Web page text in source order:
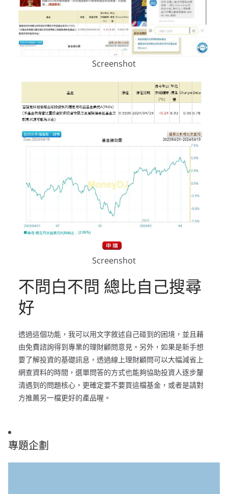
Screenshot
Screenshot
不問白不問 總比自己搜尋
好
透過這個功能，我可以用文字敘述自己碰到的困境，並且藉
由免費諮詢得到專業的理財顧問意見。另外，如果是新手想
要了解投資的基礎訊息，透過線上理財顧問可以大幅減省上
網查資料的時間，選單問答的方式也能夠協助投資人逐步釐
清遇到的問題核心，更確定要不要買這檔基金，或者是請對
方推薦另一檔更好的產品喔。
專題企劃